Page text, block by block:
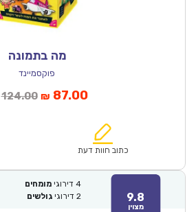
מה בתמונה
פוקסמיינד
124.00המחיר
₪124.00.
₪ 87.00המחיר
הוא:
כתוב חוות דעת
9.8
מצוין
4 דירוגי מומחים
2 דירוגי גולשים